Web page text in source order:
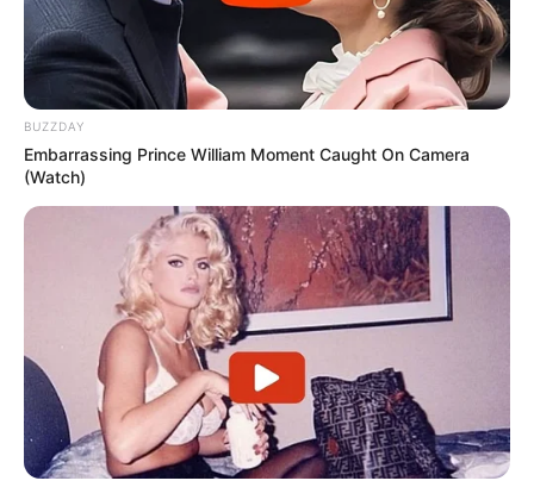
BUZZDAY
Embarrassing Prince William Moment Caught On Camera
(Watch)